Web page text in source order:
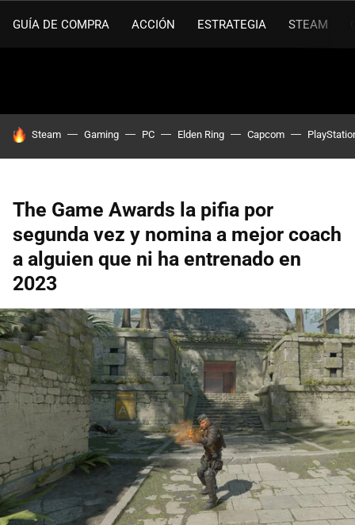
GUÍA DE COMPRA ACCIÓN ESTRATEGIA STEAM
HOY SE HABLA DE
Steam Gaming PC Elden Ring Capcom
The Game Awards la pifia por
segunda vez y nomina a mejor coach
a alguien que ni ha entrenado en
2023